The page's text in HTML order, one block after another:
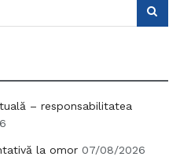
– responsabilitatea
la omor 07/08/2026